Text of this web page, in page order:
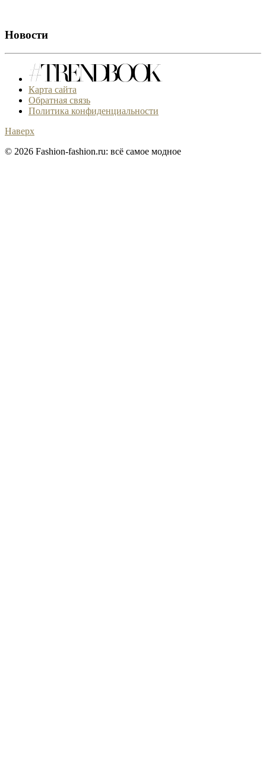
Новости
Карта сайта
Обратная связь
Политика конфиденциальности
Наверх
© 2026 Fashion-fashion.ru: всё самое модное